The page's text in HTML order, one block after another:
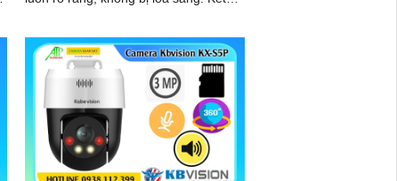
(DWDR) và giảm nhiễu (3DNR), hình
ảnh thu được luôn mượt mà, màu sắc
chân thực và chi tiết rõ nét, ngay cả
trong môi trường ánh sáng yếu hoặc
ánh sáng phức tạp như ngược sáng
hoặc chói nắng